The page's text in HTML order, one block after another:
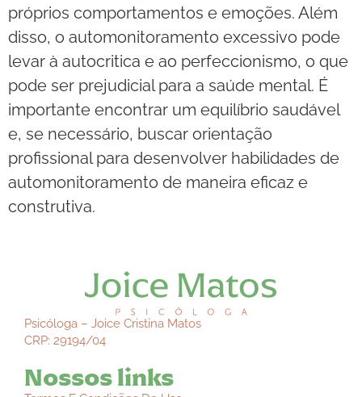
próprios comportamentos e emoções. Além
disso, o automonitoramento excessivo pode
levar à autocritica e ao perfeccionismo, o que
pode ser prejudicial para a saúde mental. É
importante encontrar um equilíbrio saudável
e, se necessário, buscar orientação
profissional para desenvolver habilidades de
automonitoramento de maneira eficaz e
construtiva.
Psicóloga – Joice Cristina Matos
CRP: 29194/04
Nossos links